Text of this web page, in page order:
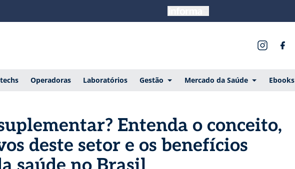
Operadoras Laboratórios Gestão Mercado da Saúde Ebooks
Entenda o conceito,
deste setor e os benefícios